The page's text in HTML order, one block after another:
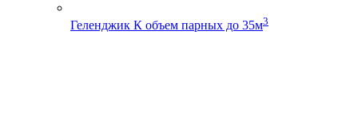
Геленджик К объем парных до 35м3